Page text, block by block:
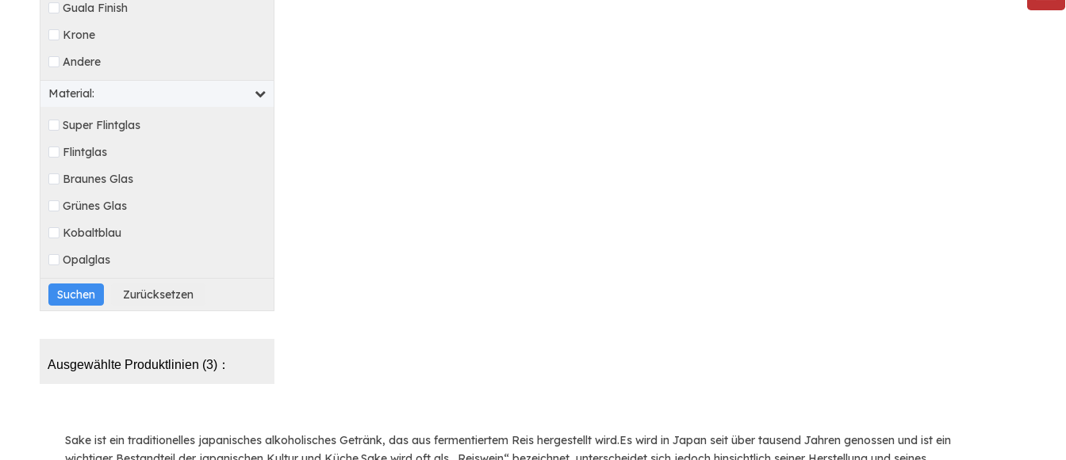
Guala Finish
Krone
Andere
Material:
Super Flintglas
Flintglas
Braunes Glas
Grünes Glas
Kobaltblau
Opalglas
Ausgewählte Produktlinien (3)：
Sake ist ein traditionelles japanisches alkoholisches Getränk, das aus fermentiertem Reis hergestellt wird.Es wird in Japan seit über tausend Jahren genossen und ist ein